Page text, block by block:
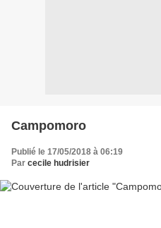
Campomoro
Publié le 17/05/2018 à 06:19
Par cecile hudrisier